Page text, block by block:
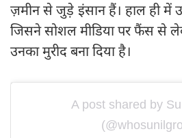
ज़मीन से जुड़े इंसान हैं। हाल ही में
जिसने सोशल मीडिया पर फैंस से
उनका मुरीद बना दिया है।
A post shared by